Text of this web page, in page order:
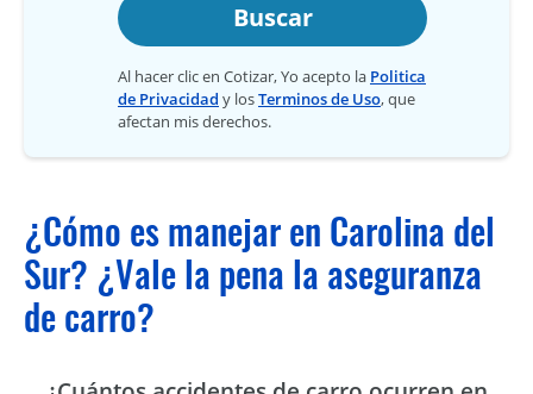
Buscar
Al hacer clic en Cotizar, Yo acepto la Politica
de Privacidad y losTerminos de Uso, que
afectan mis derechos.
¿Cómo es manejar en Carolina del
Sur? ¿Vale la pena la aseguranza
de carro?